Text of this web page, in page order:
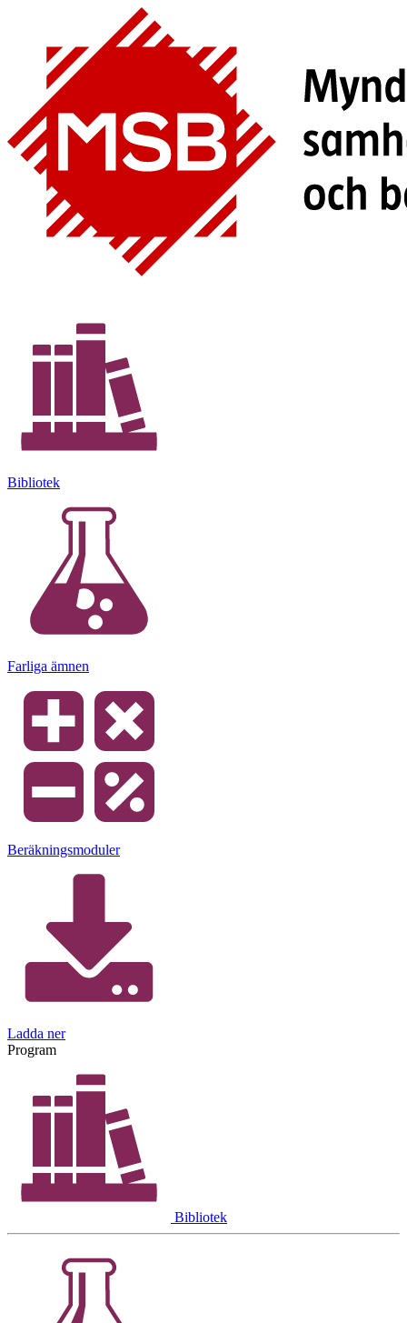
Bibliotek
Farliga ämnen
Beräkningsmoduler
Ladda ner
Program
Bibliotek